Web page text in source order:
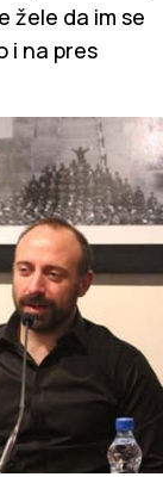
žele da im se
i na pres